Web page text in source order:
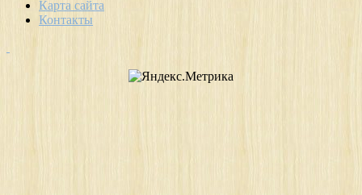
Карта сайта
Контакты